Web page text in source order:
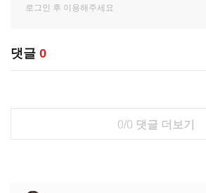
댓글 0
0/0 댓글 더보기